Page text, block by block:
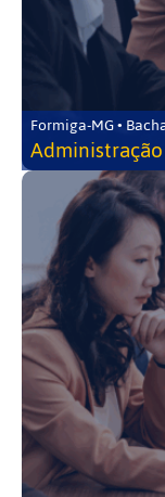
Formiga-MG •
Administração